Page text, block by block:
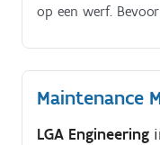
op een werf.
Maintenance
LGA Engineering